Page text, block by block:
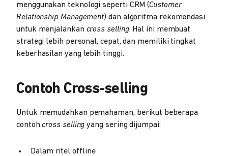
menggunakan teknologi seperti CRM (Customer
Relationship Management) dan algoritma rekomendasi
untuk menjalankan cross selling. Hal ini membuat
strategi lebih personal, cepat, dan memiliki tingkat
keberhasilan yang lebih tinggi.
Contoh Cross-selling
Untuk memudahkan pemahaman, berikut beberapa
contohcross selling yang sering dijumpai:
Dalam ritel offline